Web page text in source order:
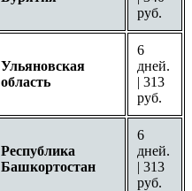
руб.
Ульяновская
область
6
дней.
| 313
руб.
Республика
Башкортостан
6
дней.
| 313
руб.